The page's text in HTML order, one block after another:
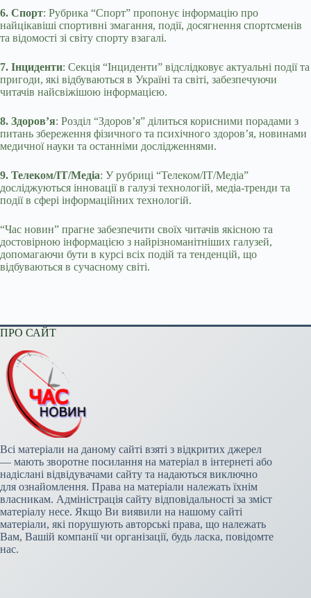
6. Спорт: Рубрика “Спорт” пропонує інформацію про
найцікавіші спортивні змагання, події, досягнення спортсменів
та відомості зі світу спорту взагалі.
7. Інциденти: Секція “Інциденти” відслідковує актуальні події та
пригоди, які відбуваються в Україні та світі, забезпечуючи
читачів найсвіжішою інформацією.
8. Здоров’я: Розділ “Здоров’я” ділиться корисними порадами з
питань збереження фізичного та психічного здоров’я, новинами
медичної науки та останніми дослідженнями.
9. Телеком/ІТ/Медіа: У рубриці “Телеком/ІТ/Медіа”
досліджуються інновації в галузі технологій, медіа-тренди та
події в сфері інформаційних технологій.
“Час новин” прагне забезпечити своїх читачів якісною та
достовірною інформацією з найрізноманітніших галузей,
допомагаючи бути в курсі всіх подій та тенденцій, що
відбуваються в сучасному світі.
ПРО САЙТ
Всі матеріали на даному сайті взяті з відкритих джерел
— мають зворотне посилання на матеріал в інтернеті або
надіслані відвідувачами сайту та надаються виключно
для ознайомлення. Права на матеріали належать їхнім
власникам. Адміністрація сайту відповідальності за зміст
матеріалу несе. Якщо Ви виявили на нашому сайті
матеріали, які порушують авторські права, що належать
Вам, Вашій компанії чи організації, будь ласка, повідомте
нас.